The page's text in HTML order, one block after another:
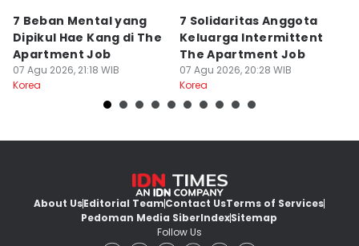
7 Beban Mental yang
Dipikul Hae Kang di The
Apartment Job
07 Agu 2026, 21:18 WIB
Korea
7 Solidaritas Anggota
Keluarga Intermittent
The Apartment Job
07 Agu 2026, 20:28 WIB
Korea
About UsEditorial TeamContact UsTerms of Services
Pedoman Media SiberIndexSitemap
Follow Us